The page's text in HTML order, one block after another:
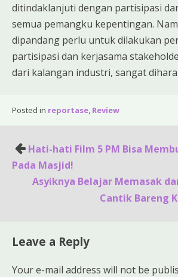
ditindaklanjuti dengan partisipasi
semua pemangku kepentingan.
dipandang perlu untuk dilakukan
partisipasi dan kerjasama
dari kalangan industri, sangat
Posted in reportase, Review
Post
navigation
Hati-hati Film 5 PM Bisa
Pada Masjid!
Asyiknya Belajar Memasak
Cantik Bareng
Leave a Reply
Your e-mail address will not be